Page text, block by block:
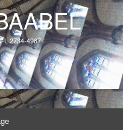
L 2734-4967